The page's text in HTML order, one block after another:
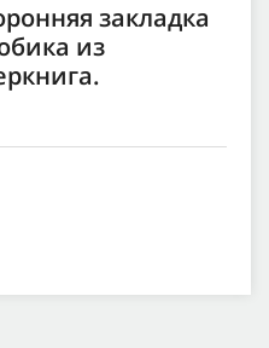
закладка
из